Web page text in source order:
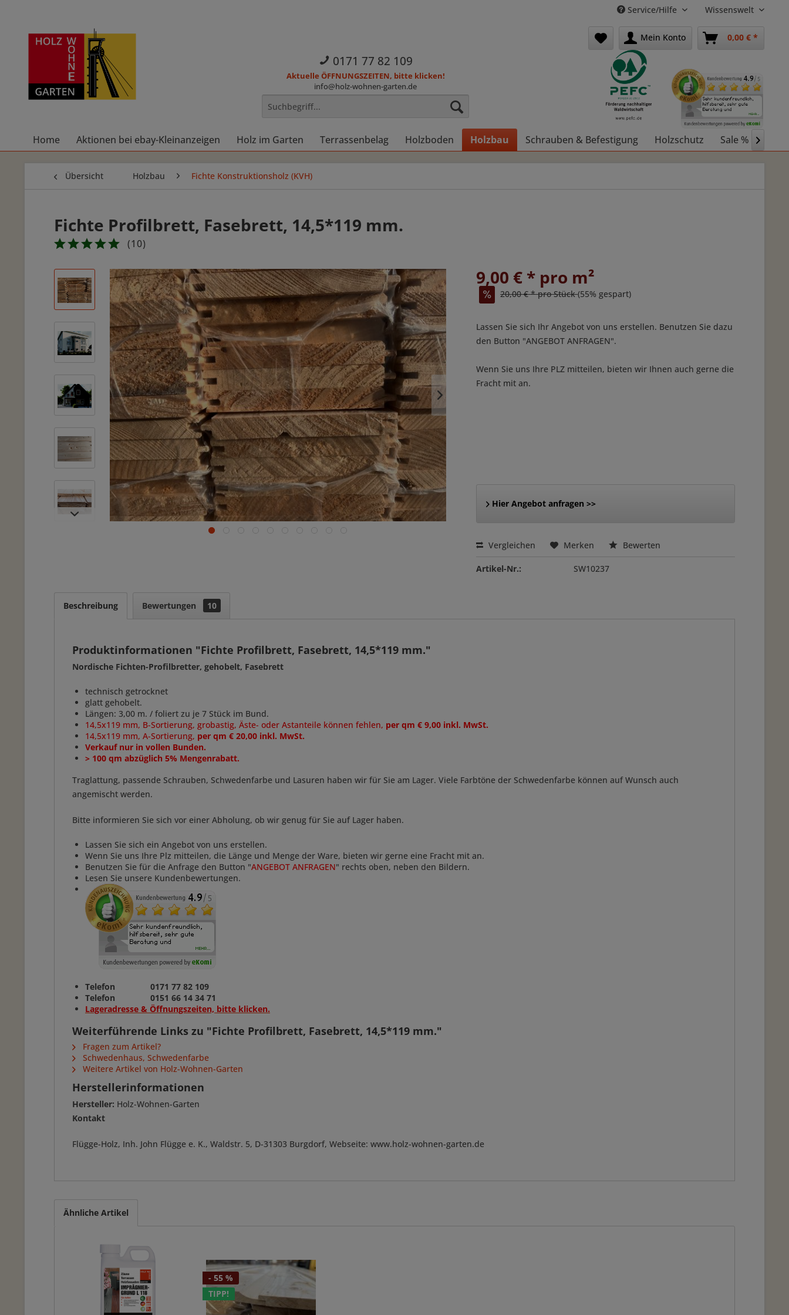
Service/Hilfe Wissenswelt
Mein Konto 0,00 € *
0171 77 82 109
Aktuelle ÖFFNUNGSZEITEN, bitte klicken!
info@holz-wohnen-garten.de
Home Aktionen bei ebay-Kleinanzeigen Holz im Garten Terrassenbelag Holzboden Holzbau Schrauben & Befestigung Holzschutz Sale % 
Übersicht Holzbau Fichte Konstruktionsholz (KVH)
Fichte Profilbrett, Fasebrett, 14,5*119 mm.
(10)
9,00 € * pro m²
20,00 € * pro Stück(55% gespart)
Lassen Sie sich Ihr Angebot von uns erstellen. Benutzen Sie dazu
den Button "ANGEBOT ANFRAGEN".
Wenn Sie uns Ihre PLZ mitteilen, bieten wir Ihnen auch gerne die
Fracht mit an.
Hier Angebot anfragen >>
Vergleichen Merken Bewerten
Artikel-Nr.: SW10237
Beschreibung Bewertungen 10
Produktinformationen "Fichte Profilbrett, Fasebrett, 14,5*119 mm."
Nordische Fichten-Profilbretter, gehobelt, Fasebrett
technisch getrocknet
glatt gehobelt.
Längen: 3,00 m. / foliert zu je 7 Stück im Bund.
14,5x119 mm, B-Sortierung, grobastig, Äste- oder Astanteile können fehlen, per qm € 9,00 inkl. MwSt.
14,5x119 mm, A-Sortierung, per qm € 20,00 inkl. MwSt.
Verkauf nur in vollen Bunden.
> 100 qm abzüglich 5% Mengenrabatt.
Traglattung, passende Schrauben, Schwedenfarbe und Lasuren haben wir für Sie am Lager. Viele Farbtöne der Schwedenfarbe können auf Wunsch auch
angemischt werden.
Bitte informieren Sie sich vor einer Abholung, ob wir genug für Sie auf Lager haben.
Lassen Sie sich ein Angebot von uns erstellen.
Wenn Sie uns Ihre Plz mitteilen, die Länge und Menge der Ware, bieten wir gerne eine Fracht mit an.
Benutzen Sie für die Anfrage den Button "ANGEBOT ANFRAGEN" rechts oben, neben den Bildern.
Lesen Sie unsere Kundenbewertungen.
Telefon 0171 77 82 109
Telefon 0151 66 14 34 71
Lageradresse & Öffnungszeiten, bitte klicken.
Weiterführende Links zu "Fichte Profilbrett, Fasebrett, 14,5*119 mm."
Fragen zum Artikel?
Schwedenhaus, Schwedenfarbe
Weitere Artikel von Holz-Wohnen-Garten
Herstellerinformationen
Hersteller: Holz-Wohnen-Garten
Kontakt
Flügge-Holz, Inh. John Flügge e. K., Waldstr. 5, D-31303 Burgdorf, Webseite: www.holz-wohnen-garten.de
Ähnliche Artikel
- 55 %
TIPP!